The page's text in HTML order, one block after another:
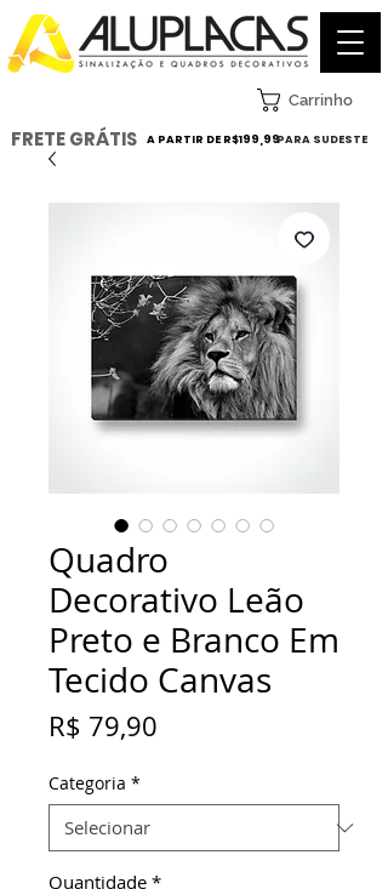
Carrinho
FRETE GRÁTIS A PARTIR DE R$199,99PARA SUDESTE
Quadro
Decorativo Leão
Preto e Branco Em
Tecido Canvas
R$ 79,90
Categoria *
Quantidade *